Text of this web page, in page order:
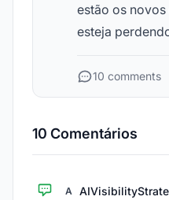
estão os
esteja
10 comments
10 Comentários
A